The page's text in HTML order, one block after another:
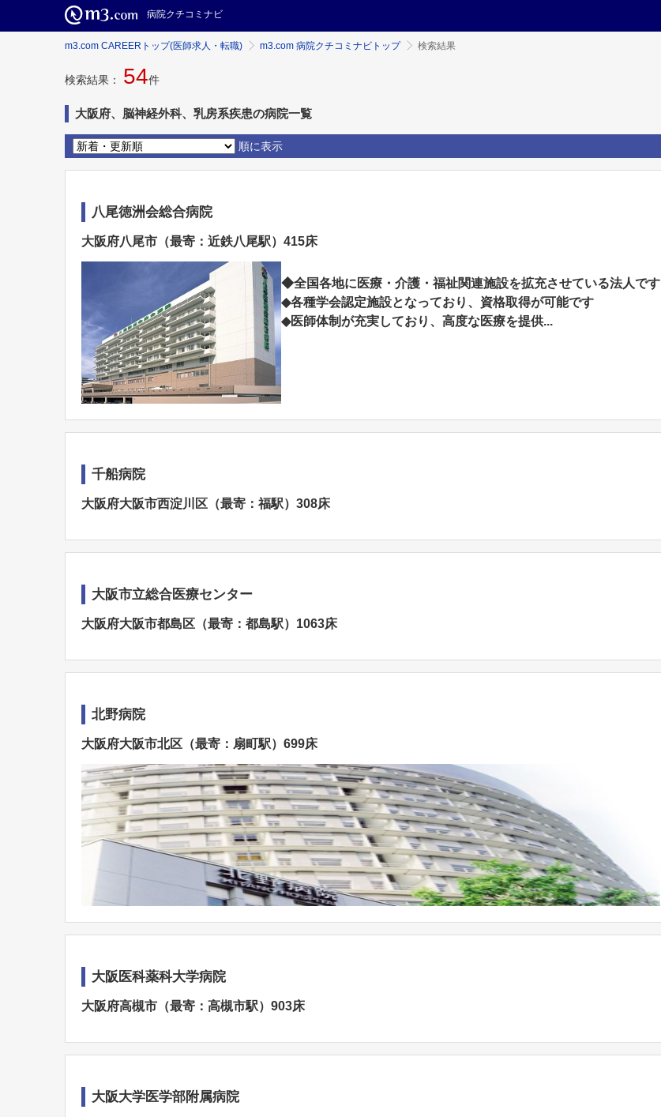
病院クチコミナビ
m3.com CAREERトップ(医師求人・転職) m3.com 病院クチコミナビトップ 検索結果
検索結果： 54件
大阪府、脳神経外科、乳房系疾患の病院一覧
順に表示
八尾徳洲会総合病院
大阪府八尾市（最寄：近鉄八尾駅）415床
◆全国各地に医療・介護・福祉関連施設を拡充させている法人です
◆各種学会認定施設となっており、資格取得が可能です
◆医師体制が充実しており、高度な医療を提供...
千船病院
大阪府大阪市西淀川区（最寄：福駅）308床
大阪市立総合医療センター
大阪府大阪市都島区（最寄：都島駅）1063床
北野病院
大阪府大阪市北区（最寄：扇町駅）699床
大阪医科薬科大学病院
大阪府高槻市（最寄：高槻市駅）903床
大阪大学医学部附属病院